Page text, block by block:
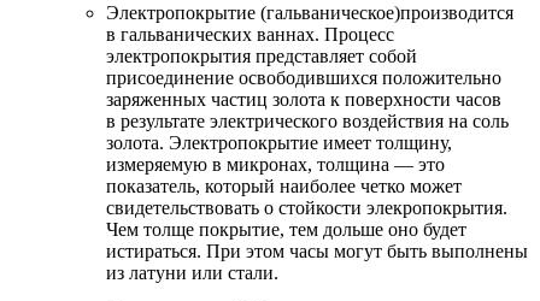
Электропокрытие (гальваническое)производится
в гальванических ваннах. Процесс
электропокрытия представляет собой
присоединение освободившихся положительно
заряженных частиц золота к поверхности часов
в результате электрического воздействия на соль
золота. Электропокрытие имеет толщину,
измеряемую в микронах, толщина — это
показатель, который наиболее четко может
свидетельствовать о стойкости элекропокрытия.
Чем толще покрытие, тем дольше оно будет
истираться. При этом часы могут быть выполнены
из латуни или стали.